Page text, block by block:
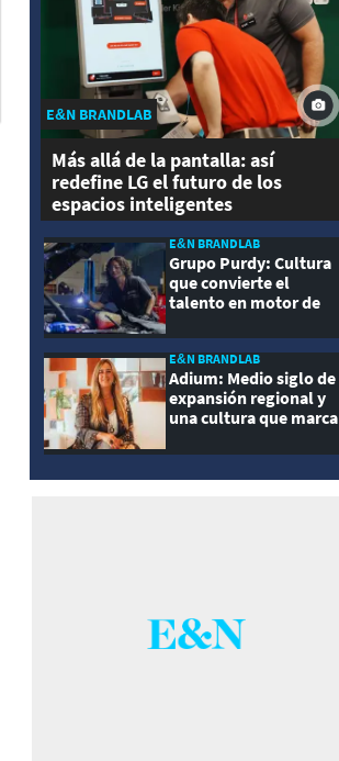
E&N BRANDLAB
Más allá de la pantalla: así
redefine LG el futuro de los
espacios inteligentes
E&N BRANDLAB
Grupo Purdy: Cultura
que convierte el
talento en motor de
E&N BRANDLAB
Adium: Medio siglo de
expansión regional y
una cultura que marca